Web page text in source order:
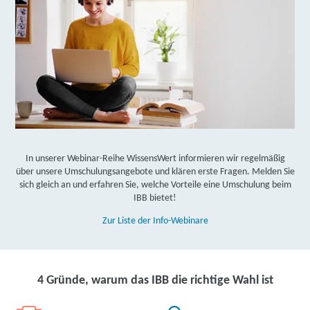
**Die Auszahlung des Weiterbildungsgeldes obliegt der
Entscheidung durch die Agentur für Arbeit bzw. das Jobcenter.
Gerne unterstützen wir Sie bei der Klärung!
In unserer Webinar-Reihe WissensWert informieren wir regelmäßig
über unsere Umschulungsangebote und klären erste Fragen. Melden Sie
sich gleich an und erfahren Sie, welche Vorteile eine Umschulung beim
IBB bietet!
Zur Liste der Info-Webinare
4 Gründe, warum das IBB die richtige Wahl ist